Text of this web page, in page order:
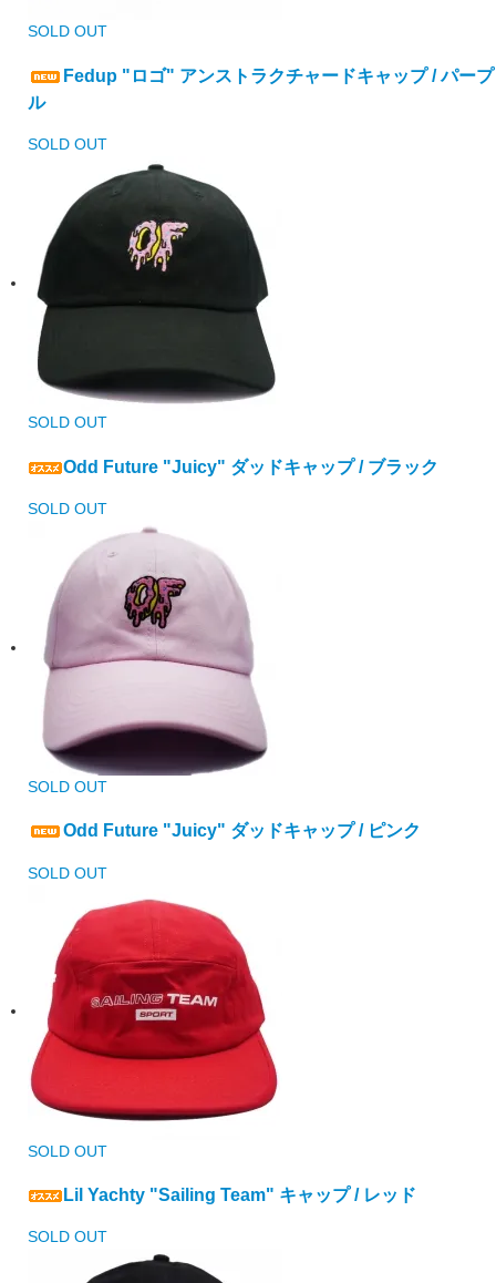
SOLD OUT
Fedup "ロゴ" アンストラクチャードキャップ / パープ
ル
SOLD OUT
SOLD OUT
Odd Future "Juicy" ダッドキャップ / ブラック
SOLD OUT
SOLD OUT
Odd Future "Juicy" ダッドキャップ / ピンク
SOLD OUT
SOLD OUT
Lil Yachty "Sailing Team" キャップ / レッド
SOLD OUT